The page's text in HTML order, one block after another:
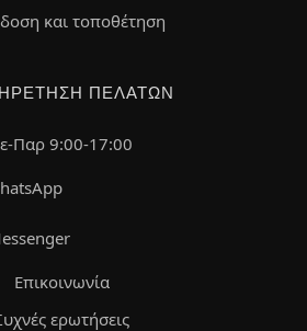
και τοποθέτηση
ΠΕΛΑΤΏΝ
Παρ 9:00-17:00
Επικοινωνία
ερωτήσεις